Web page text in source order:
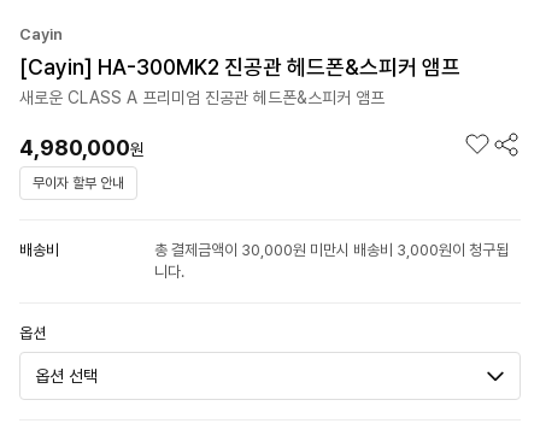
Cayin
[Cayin] HA-300MK2 진공관 헤드폰&스피커 앰프
새로운 CLASS A 프리미엄 진공관 헤드폰&스피커 앰프
4,980,000원
무이자 할부 안내
배송비
총 결제금액이 30,000원 미만시 배송비 3,000원이 청구됩
니다.
옵션